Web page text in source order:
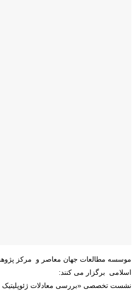
موسسه مطالعات جهان معاصر و مرکز
اسلامی برگزار می کنند:
نشست تخصصی «بررسی معادلات ژئوپلیتیک